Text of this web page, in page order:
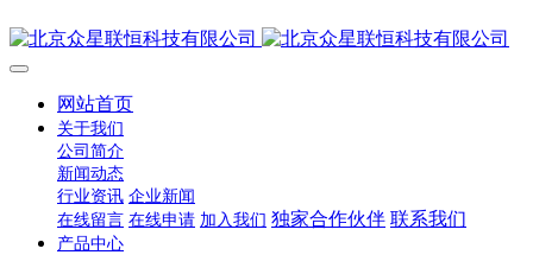
网站首页
关于我们
公司简介
新闻动态
行业资讯 企业新闻
在线留言 在线申请 加入我们 独家合作伙伴 联系我们
产品中心